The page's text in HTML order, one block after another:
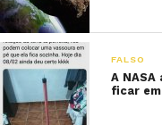
FALSO
A
ficar